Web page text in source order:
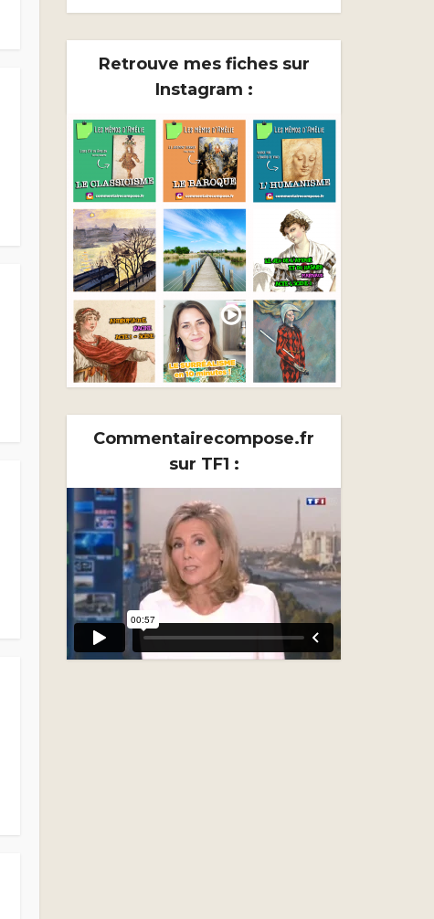
Retrouve mes fiches sur
Instagram :
Commentairecompose.fr
sur TF1 :